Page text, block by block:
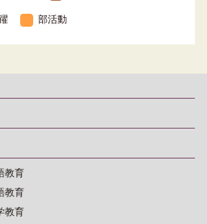
部活動
教育
教育
教育